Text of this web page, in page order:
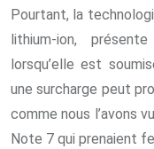
Pourtant, la
lithium-ion,
lorsqu’elle est
une surcharge peut
comme nous l’avons
Note 7 qui prenaient